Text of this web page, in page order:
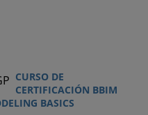
CURSO DE
CERTIFICACIÓN BBIM
BASICS